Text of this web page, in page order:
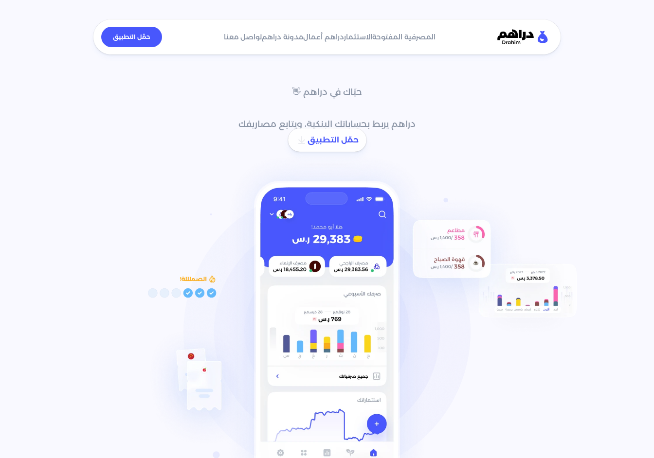
حمّل التطبيق تواصل معنامدونة دراهمدراهم أعمالالاستثمارالمصرفية المفتوحة
حيّاك في دراهم 👋
صرفك، وحساباتك في مكاندراهم يربط بحساباتك البنكية، ويتابع مصاريفك
حمّل التطبيق